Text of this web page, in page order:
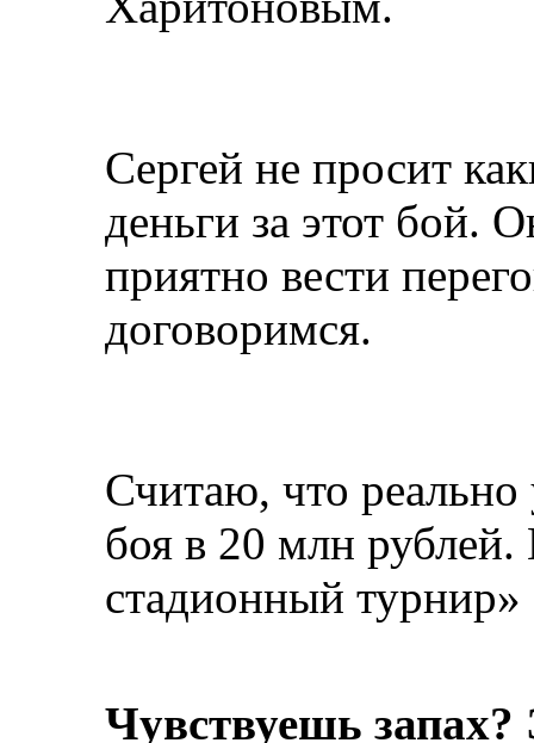
Сергей не просит
деньги за этот бой.
приятно вести
договоримся.
Считаю, что реально
боя в 20 млн
стадионный турнир»
Чувствуешь